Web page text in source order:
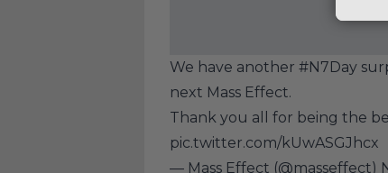
We have another #N7Day
next Mass Effect.
Thank you all for being the
pic.twitter.com/kUwASGJhcx
— Mass Effect (@masseffect)